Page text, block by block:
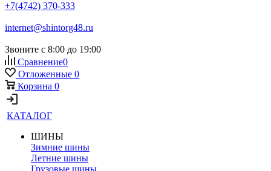
+7(4742) 370-333
internet@shintorg48.ru
Звоните с 8:00 до 19:00
Сравнение0
Отложенные 0
Корзина 0
КАТАЛОГ
ШИНЫ
Зимние шины
Летние шины
Грузовые шины